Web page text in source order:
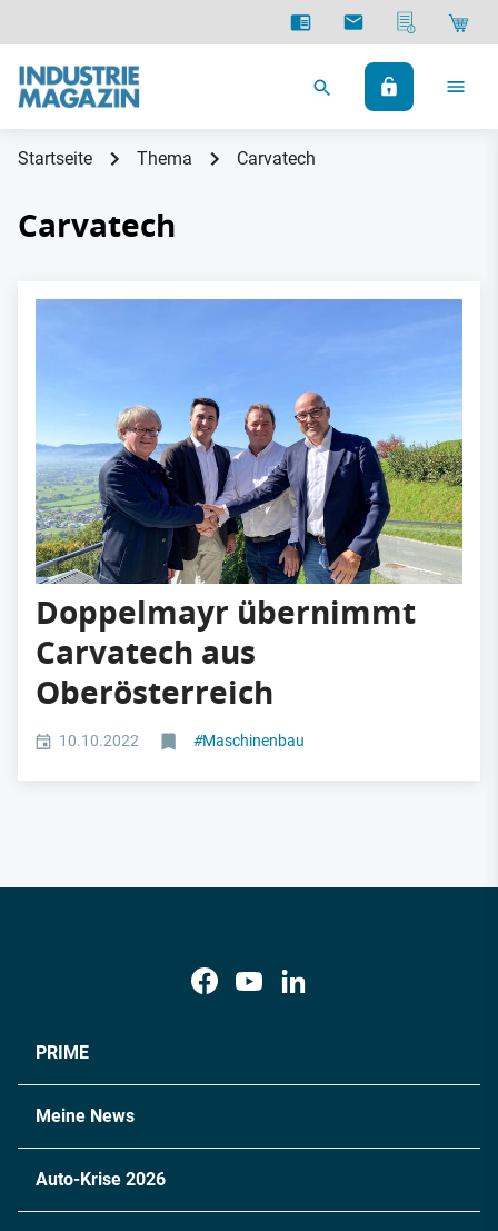
Startseite Thema Carvatech
Carvatech
Doppelmayr übernimmt
Carvatech aus
Oberösterreich
10.10.2022 #Maschinenbau
PRIME
Meine News
Auto-Krise 2026